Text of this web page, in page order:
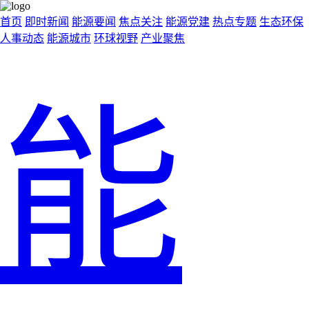
首页 即时新闻 能源要闻 焦点关注 能源党建 热点专题 生态环保
人事动态 能源城市 环球视野 产业聚焦
能